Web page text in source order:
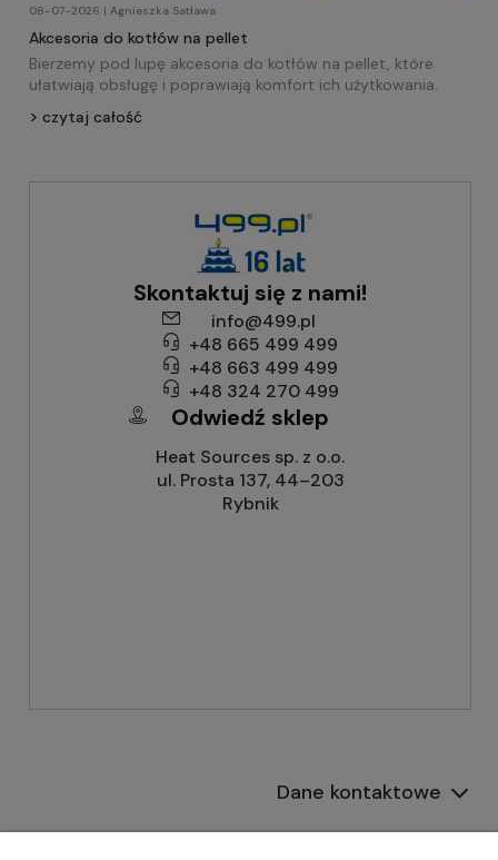
08-07-2026 | Agnieszka Satława
Akcesoria do kotłów na pellet
Bierzemy pod lupę akcesoria do kotłów na pellet, które
ułatwiają obsługę i poprawiają komfort ich użytkowania.
czytaj całość
Skontaktuj się z nami!
info@499.pl
+48 665 499 499
+48 663 499 499
+48 324 270 499
Odwiedź sklep
Heat Sources sp. z o.o.
ul. Prosta 137, 44–203
Rybnik
Dane kontaktowe
Informacje